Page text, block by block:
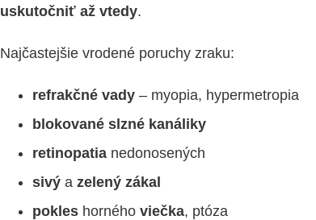
uskutočniť až vtedy.
Najčastejšie vrodené poruchy zraku:
refrakčné vady – myopia, hypermetropia
blokované slzné kanáliky
retinopatia nedonosených
sivý a zelený zákal
pokles horného viečka, ptóza